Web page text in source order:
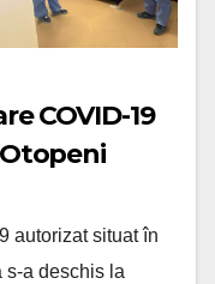
COVID-19
autorizat situat în
s-a deschis la